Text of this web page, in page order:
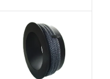
průměru 150 mm. Průměr
komína 180 mm. S těsnící
šňůrou.